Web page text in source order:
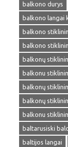
balkono durys
balkono langai
balkono
balkono
balkonų
balkonu
balkonų
balkonų
balkonu
baltarusiski
baltijos langai